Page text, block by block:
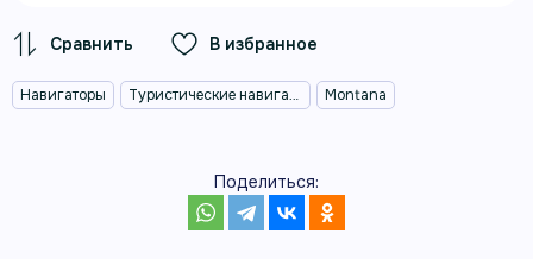
В избранное
Навигаторы Туристические навигаторы Montana
Поделиться: